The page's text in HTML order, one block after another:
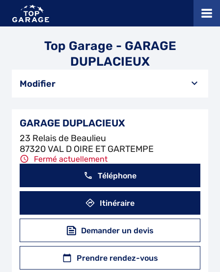
Top Garage - GARAGE
DUPLACIEUX
Modifier
GARAGE DUPLACIEUX
23 Relais de Beaulieu
87320 VAL D OIRE ET GARTEMPE
Fermé actuellement
Téléphone
Itinéraire
Demander un devis
Prendre rendez-vous